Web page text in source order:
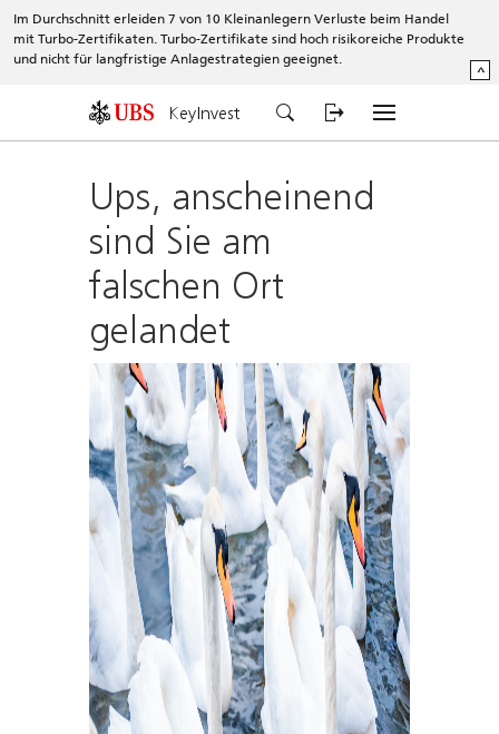
Im Durchschnitt erleiden 7 von 10 Kleinanlegern Verluste beim Handel
mit Turbo-Zertifikaten. Turbo-Zertifikate sind hoch risikoreiche Produkte
und nicht für langfristige Anlagestrategien geeignet.
^
KeyInvest
Ups, anscheinend
sind Sie am
falschen Ort
gelandet